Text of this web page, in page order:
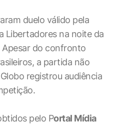
duelo válido pela
Libertadores na noite da
do confronto
a partida não
registrou audiência
pelo Portal Mídia